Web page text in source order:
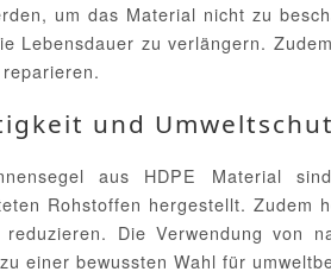
um das Material nicht zu
Lebensdauer zu verlängern.
und
aus HDPE Material
Rohstoffen hergestellt. Zudem
reduzieren. Die Verwendung von
einer bewussten Wahl für